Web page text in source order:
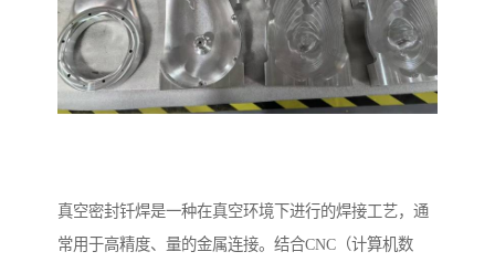
真空密封钎焊是一种在真空环境下进行的焊接工艺，通
常用于高精度、量的金属连接。结合CNC（计算机数